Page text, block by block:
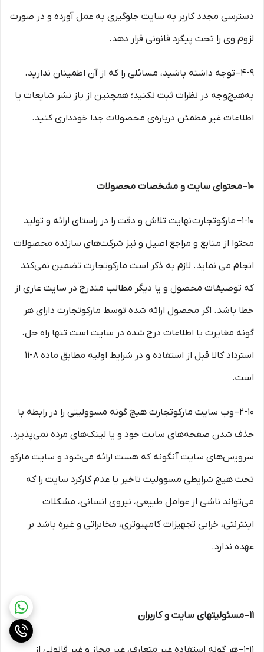
دسترسی مجدد کاربر به سایت جلوگیری به عمل آورده و در صورت
لزوم وی را تحت پیگرد قانونی قرار دهد.
۴-۹– توجه داشته باشید، مسائلی را که از آن اطمینان ندارید،
به‌هیچ‌وجه در نظرات ثبت نکنید؛ همچنین از باز نشر شایعات یا
اطلاعات غیر مطمئن درباره‌ی محصولات جدا خودداری کنید.
۱۰– محتوای سایت و مشخصات محصولات
۱-۱۰– مارکوتجارت نهایت تلاش و دقت را در راستای ارائه و تولید
محتوا از منابع و مراجع اصیل و نیز شرکت‏‌های سازنده محصولات
انجام می نماید. لازم به ذکر است مارکوتجارت تضمین نمی‏‌کند
که توصیفات محصول و یا دیگر مطالب مندرج در سایت عاری از
خطا باشد. اگر محصول ارائه شده توسط مارکوتجارت دارای هر
گونه مغایرت با اطلاعات درج شده در سایت است تنها راه حل،
استرداد کالا قبل از استفاده و در شرایط اولیه مطابق ماده ۸-۱۱
است.
۲-۱۰– وب ‏‌سایت مارکوتجارت هیچ گونه مسوولیتی را در رابطه با
حذف شدن صفحه‏‌های سایت خود و یا لینک‏‌های مرده نمی‌‏پذیرد.
سروﻳس‌‏های سایت آن‏گونه که هست ارائه می‏‌شود و سایت مارکو
تحت هیچ شرایطی مسوولیت تاخیر یا عدم کارکرد سایت را که
می‌تواند ناشى از عوامل طبیعى، نیروى انسانی، مشکلات
اینترنتى، خرابی تجهیزات کامپیوترى، مخابراتى و غیره باشد بر
عهده ندارد.
۱۱– مسئولیتهای سایت و کاربران
۱-۱۱– هر گونه استفاده غیر متعارف، غیر مجاز و غیر قانونی از